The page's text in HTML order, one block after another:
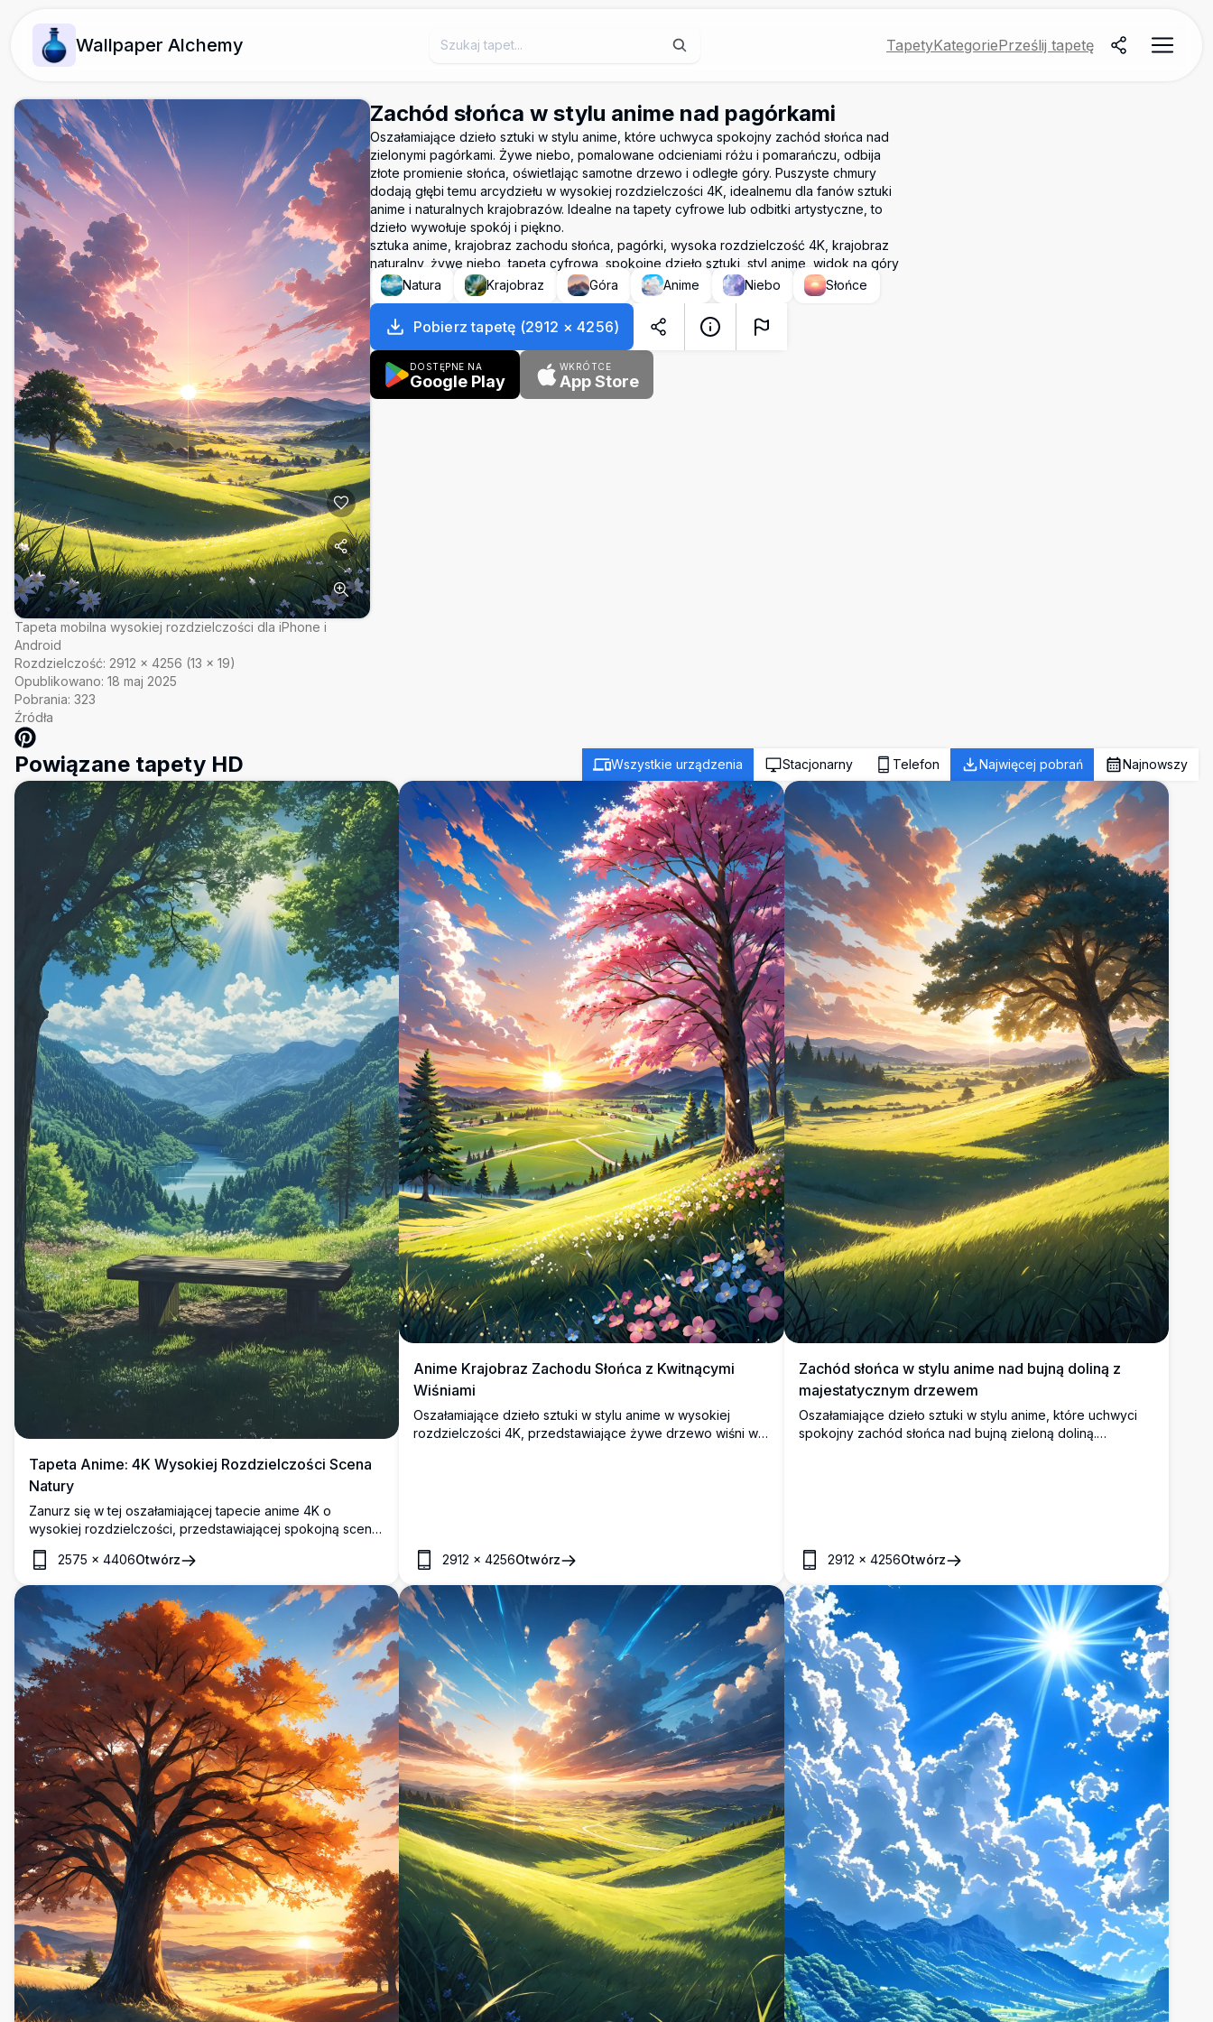
Wallpaper Alchemy TapetyKategoriePrześlij tapetę
Tapeta mobilna wysokiej rozdzielczości dla iPhone i
Android
Rozdzielczość: 2912 × 4256 (13 × 19)
Opublikowano: 18 maj 2025
Pobrania: 323
Źródła
Zachód słońca w stylu anime nad pagórkami
Oszałamiające dzieło sztuki w stylu anime, które uchwyca spokojny zachód słońca nad
zielonymi pagórkami. Żywe niebo, pomalowane odcieniami różu i pomarańczu, odbija
złote promienie słońca, oświetlając samotne drzewo i odległe góry. Puszyste chmury
dodają głębi temu arcydziełu w wysokiej rozdzielczości 4K, idealnemu dla fanów sztuki
anime i naturalnych krajobrazów. Idealne na tapety cyfrowe lub odbitki artystyczne, to
dzieło wywołuje spokój i piękno.
sztuka anime, krajobraz zachodu słońca, pagórki, wysoka rozdzielczość 4K, krajobraz
naturalny, żywe niebo, tapeta cyfrowa, spokojne dzieło sztuki, styl anime, widok na góry
Natura
Krajobraz Góra Anime Niebo Słońce
Pobierz tapetę (2912 ×4256)
DOSTĘPNE NA
Google Play
WKRÓTCE
App Store
Powiązane tapety HD Wszystkie urządzenia Stacjonarny Telefon Najwięcej pobrań Najnowszy
Tapeta Anime: 4K Wysokiej Rozdzielczości Scena
Natury
Zanurz się w tej oszałamiającej tapecie anime 4K o
wysokiej rozdzielczości, przedstawiającej spokojną scenę
natury. Spokojne jezioro wypełnia przestrzeń między
bujnymi zielonymi górami, otoczone wysokimi drzewami i
promieniującym słońcem rzucającym złote promienie.
Drewniana ławka zaprasza do spokojnej kontemplacji,
łącząc żywe kolory i szczegółowę sztukę. Idealna do
wzbogacenia ekranu komputerowego lub mobilnego o
zapierające dech w piersiach, wysokiej jakości
wizualizacje.
2575 × 4406Otwórz
Anime Krajobraz Zachodu Słońca z Kwitnącymi
Wiśniami
Oszałamiające dzieło sztuki w stylu anime w wysokiej
rozdzielczości 4K, przedstawiające żywe drzewo wiśni w
tapety lub dekoracje.
2912 ×4256Otwórz
Zachód słońca w stylu anime nad bujną doliną z
majestatycznym drzewem
Oszałamiające dzieło sztuki w stylu anime, które uchwyci
spokojny zachód słońca nad bujną zieloną doliną.
2912 × 4256Otwórz